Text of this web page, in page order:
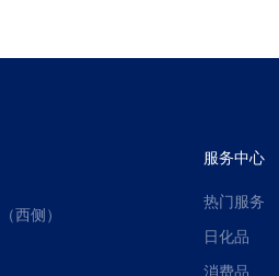
西侧）
服务中心
热门服务
日化品
消费品